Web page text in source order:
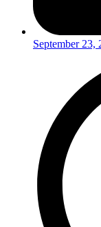
September 23,